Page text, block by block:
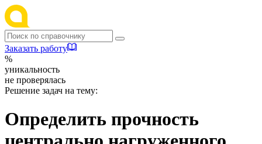
Заказать работу
%
уникальность
не проверялась
Решение задач на тему:
Определить прочность